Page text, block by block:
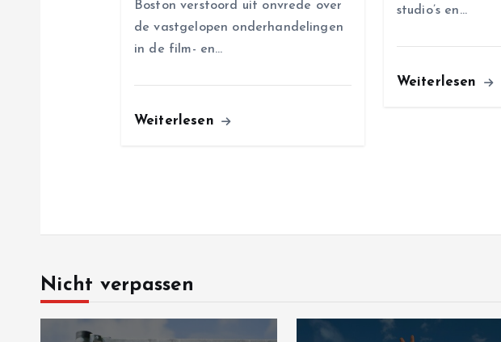
Boston verstoord uit onvrede over
de vastgelopen onderhandelingen
in de film- en…
Weiterlesen
studio’s en…
Weiterlesen
Nicht verpassen